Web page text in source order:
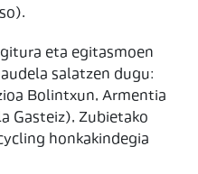
eta egitasmoen
salatzen dugu:
Bolintxun, Armentia
Gasteiz), Zubietako
honkakindegia